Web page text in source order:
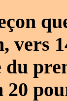
vers
du
20